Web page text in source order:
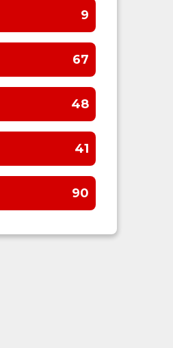
9
67
48
41
90